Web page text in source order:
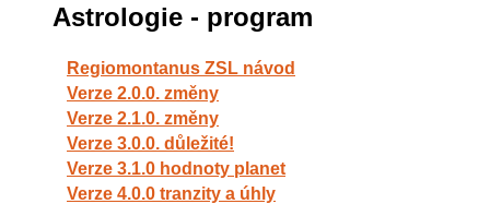
Astrologie - program
Regiomontanus ZSL návod
Verze 2.0.0. změny
Verze 2.1.0. změny
Verze 3.0.0. důležité!
Verze 3.1.0 hodnoty planet
Verze 4.0.0 tranzity a úhly